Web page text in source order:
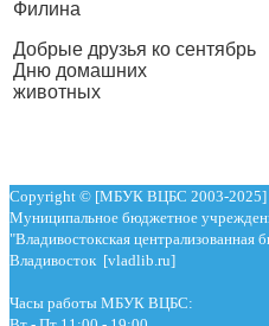
Филина
Добрые друзья ко
Дню домашних
животных
сентябрь
Copyright © [МБУК ВЦБС 2003-2025]
Муниципальное бюджетное
"Владивостокская централизованная
Владивосток [vladlib.ru]
Часы работы МБУК ВЦБС: